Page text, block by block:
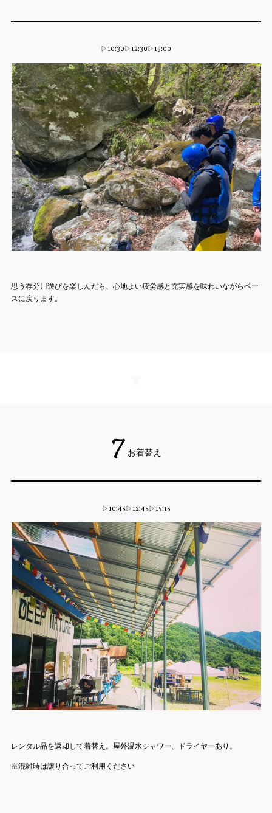
▷10:30▷12:30▷15:00
思う存分川遊びを楽しんだら、心地よい疲労感と充実感を味わいながらベー
スに戻ります。
7 お着替え
▷10:45▷12:45▷15:15
レンタル品を返却して着替え。屋外温水シャワー、ドライヤーあり。
※混雑時は譲り合ってご利用ください